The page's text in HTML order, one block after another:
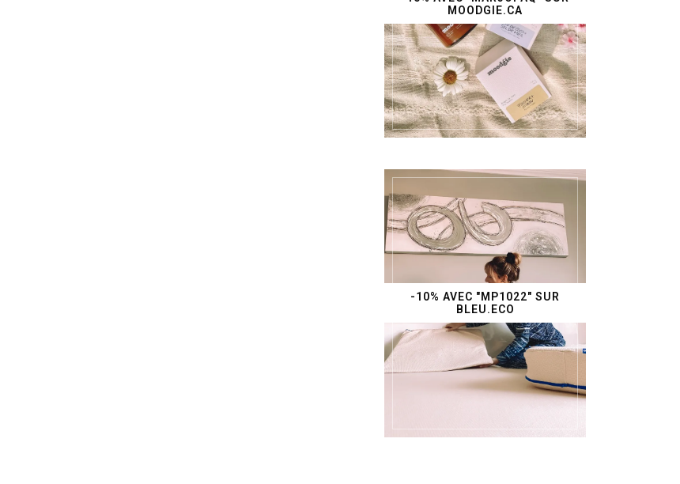
MOODGIE.CA
-10% AVEC "MP1022" SUR
BLEU.ECO